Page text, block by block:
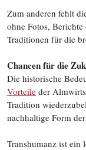
Zum anderen fehlt
ohne Fotos,
Traditionen für die
Chancen für die
Die historische
Vorteile der
Tradition
nachhaltige Form
Transhumanz ist ein